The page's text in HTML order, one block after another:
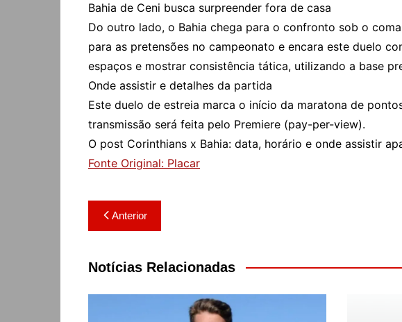
Bahia de Ceni busca surpreender fora de casa
Do outro lado, o Bahia chega para o confronto sob o
para as pretensões no campeonato e encara este duelo
espaços e mostrar consistência tática, utilizando a base
Onde assistir e detalhes da partida
Este duelo de estreia marca o início da maratona de
transmissão será feita pelo Premiere (pay-per-view).
O post Corinthians x Bahia: data, horário e onde assistir
Fonte Original: Placar
Navegação
de
Post
Anterior
Notícias Relacionadas